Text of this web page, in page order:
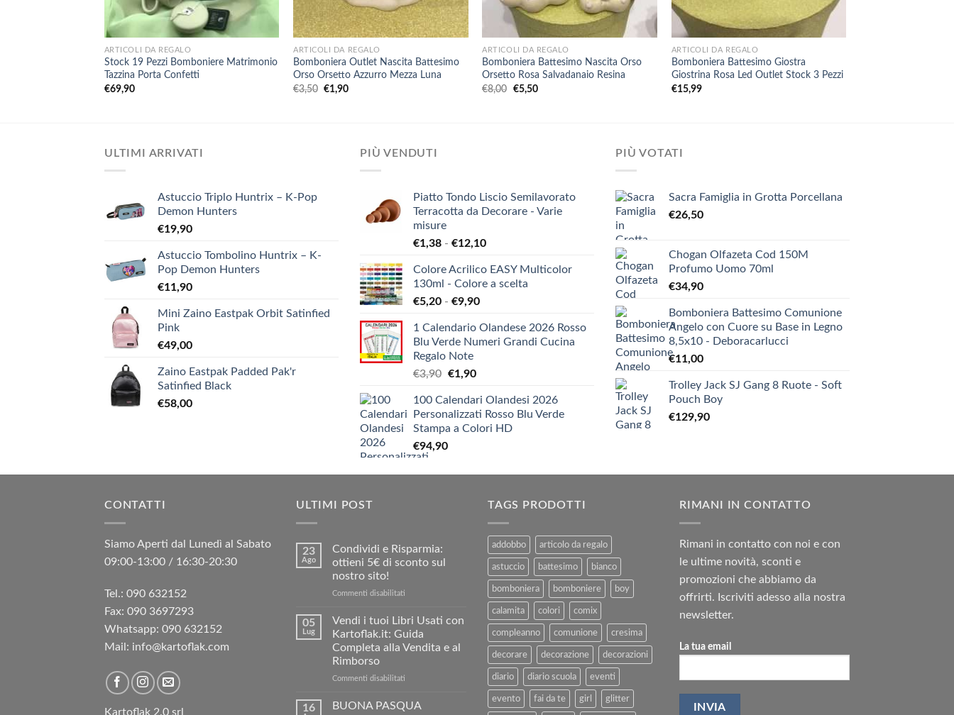
+
ARTICOLI DA REGALO
Stock 19 Pezzi Bomboniere Matrimonio
Tazzina Porta Confetti
€69,90
+
ARTICOLI DA REGALO
Bomboniera Outlet Nascita Battesimo
Orso Orsetto Azzurro Mezza Luna
€3,50 Il
€1,90Il
ARTICOLI DA REGALO
Bomboniera Battesimo Nascita Orso
Orsetto Rosa Salvadanaio Resina
€8,00 Il
€5,50Il
ARTICOLI DA REGALO
Bomboniera Battesimo Giostra
Giostrina Rosa Led Outlet Stock 3 Pezzi
€15,99
ULTIMI ARRIVATI
Astuccio Triplo Huntrix – K-Pop
Demon Hunters
€19,90
Astuccio Tombolino Huntrix – K-
Pop Demon Hunters
€11,90
Mini Zaino Eastpak Orbit Satinfied
Pink
€49,00
Zaino Eastpak Padded Pak'r
Satinfied Black
€58,00
PIÙ VENDUTI
Piatto Tondo Liscio Semilavorato
Terracotta da Decorare - Varie
misure
€1,38 - €12,10Fascia
prezzo:
da
€12,10
Colore Acrilico EASY Multicolor
130ml - Colore a scelta
€5,20 - €9,90Fascia
prezzo:
da
1 Calendario Olandese 2026 Rosso
Blu Verde Numeri Grandi Cucina
Regalo Note
€3,90 Il
originale
era:
€3,90.
€1,90Il
attuale
è:
€1,90.
100 Calendari Olandesi 2026
Personalizzati Rosso Blu Verde
Stampa a Colori HD
€94,90
PIÙ VOTATI
Sacra Famiglia in Grotta Porcellana
€26,50
Chogan Olfazeta Cod 150M
Profumo Uomo 70ml
€34,90
Bomboniera Battesimo Comunione
Angelo con Cuore su Base in Legno
8,5x10 - Deboracarlucci
€11,00
Trolley Jack SJ Gang 8 Ruote - Soft
Pouch Boy
€129,90
CONTATTI
Siamo Aperti dal Lunedì al Sabato
09:00-13:00 / 16:30-20:30
Tel.: 090 632152
Fax: 090 3697293‬
Whatsapp: 090 632152
Mail: info@kartoflak.com
Kartoflak 2.0 srl
ULTIMI POST
23
Ago
Condividi e Risparmia:
ottieni 5€ di sconto sul
nostro sito!
Commenti disabilitati
Risparmia:
5€
nostro
sito!
05
Lug
Vendi i tuoi Libri Usati con
Kartoflak.it: Guida
Completa alla Vendita e al
Rimborso
Commenti disabilitati
i
16 BUONA PASQUA
TAGS PRODOTTI
addobbo articolo da regalo
astuccio battesimo bianco
bomboniera bomboniere boy
calamita colori comix
compleanno comunione cresima
decorare decorazione decorazioni
diario diario scuola eventi
evento fai da te girl glitter
RIMANI IN CONTATTO
Rimani in contatto con noi e con
le ultime novità, sconti e
promozioni che abbiamo da
offrirti. Iscriviti adesso alla nostra
newsletter.
La tua email